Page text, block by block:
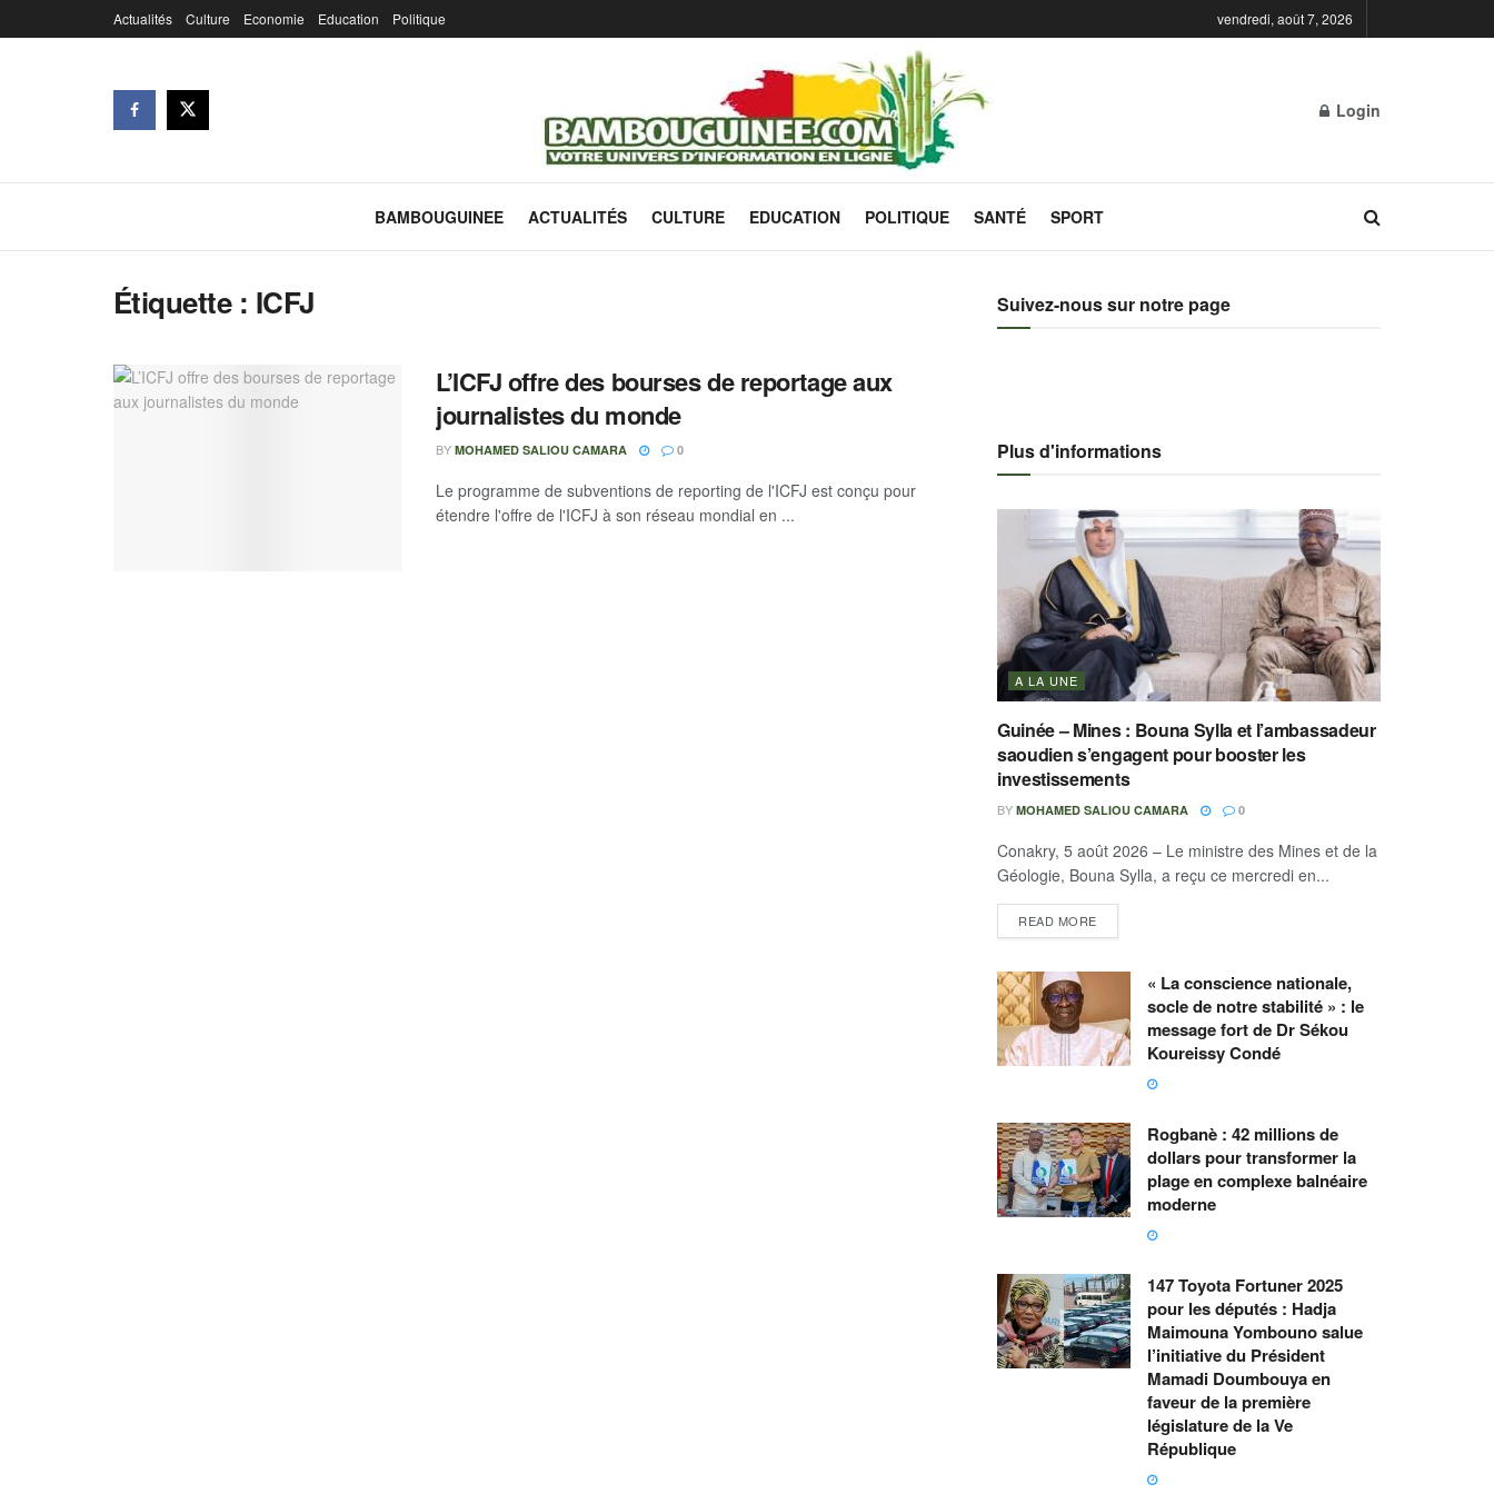
Actualités Culture Economie Education Politique vendredi, août 7, 2026
Login
BAMBOUGUINEE ACTUALITÉS CULTURE EDUCATION POLITIQUE SANTÉ SPORT
Étiquette : ICFJ
L’ICFJ offre des bourses de reportage aux
journalistes du monde
BY MOHAMED SALIOU CAMARA 0
Le programme de subventions de reporting de l'ICFJ est conçu pour
étendre l'offre de l'ICFJ à son réseau mondial en ...
Suivez-nous sur notre page
Plus d'informations
A LA UNE
Guinée – Mines : Bouna Sylla et l’ambassadeur
saoudien s’engagent pour booster les
investissements
BY MOHAMED SALIOU CAMARA 0
Conakry, 5 août 2026 – Le ministre des Mines et de la
Géologie, Bouna Sylla, a reçu ce mercredi en...
READ MORE
« La conscience nationale,
socle de notre stabilité » : le
message fort de Dr Sékou
Koureissy Condé
Rogbanè : 42 millions de
dollars pour transformer la
plage en complexe balnéaire
moderne
147 Toyota Fortuner 2025
pour les députés : Hadja
Maimouna Yombouno salue
l’initiative du Président
Mamadi Doumbouya en
faveur de la première
législature de la Ve
République